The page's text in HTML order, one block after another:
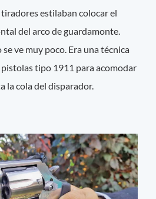
estilaban colocar el
del arco de guardamonte.
ve muy poco. Era una técnica
tipo 1911 para acomodar
la cola del disparador.